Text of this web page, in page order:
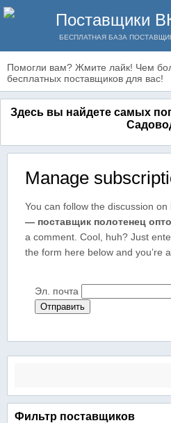
Поставщики
БЕСПЛАТНАЯ БАЗА
Помогли вам? Жмите лайк! Чем
бесплатных поставщиков для вас!
Здесь вы найдете самых
Manage
You can follow the discussion on
— поставщик полотенец
a comment. Cool, huh? Just
the form here below and you’re
Эл. почта
Фильтр поставщиков